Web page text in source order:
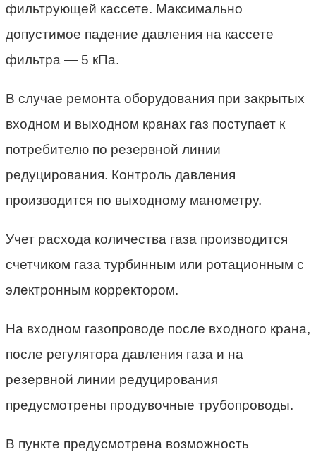
фильтрующей кассете. Максимально
допустимое падение давления на кассете
фильтра — 5 кПа.
В случае ремонта оборудования при закрытых
входном и выходном кранах газ поступает к
потребителю по резервной линии
редуцирования. Контроль давления
производится по выходному манометру.
Учет расхода количества газа производится
счетчиком газа турбинным или ротационным с
электронным корректором.
На входном газопроводе после входного крана,
после регулятора давления газа и на
резервной линии редуцирования
предусмотрены продувочные трубопроводы.
В пункте предусмотрена возможность